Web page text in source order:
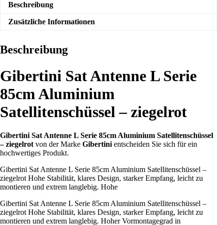
Beschreibung
Zusätzliche Informationen
Beschreibung
Gibertini Sat Antenne L Serie
85cm Aluminium
Satellitenschüssel – ziegelrot
Gibertini Sat Antenne L Serie 85cm Aluminium Satellitenschüssel
– ziegelrot von der Marke Gibertini entscheiden Sie sich für ein
hochwertiges Produkt.
Gibertini Sat Antenne L Serie 85cm Aluminium Satellitenschüssel –
ziegelrot Hohe Stabilität, klares Design, starker Empfang, leicht zu
montieren und extrem langlebig. Hohe
Gibertini Sat Antenne L Serie 85cm Aluminium Satellitenschüssel –
ziegelrot Hohe Stabilität, klares Design, starker Empfang, leicht zu
montieren und extrem langlebig. Hoher Vormontagegrad in